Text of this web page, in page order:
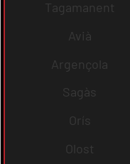
Tagamanent
Avià
Argençola
Sagàs
Orís
Olost